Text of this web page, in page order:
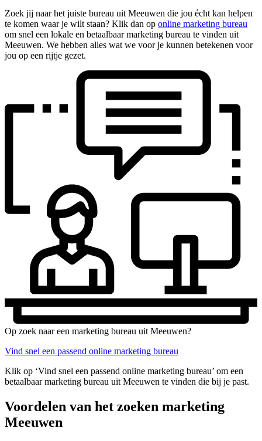
Zoek jij naar het juiste bureau uit Meeuwen die jou écht kan helpen
te komen waar je wilt staan? Klik dan op online marketing bureau
om snel een lokale en betaalbaar marketing bureau te vinden uit
Meeuwen. We hebben alles wat we voor je kunnen betekenen voor
jou op een rijtje gezet.
Op zoek naar een marketing bureau uit Meeuwen?
Vind snel een passend online marketing bureau
Klik op ‘Vind snel een passend online marketing bureau’ om een
betaalbaar marketing bureau uit Meeuwen te vinden die bij je past.
Voordelen van het zoeken marketing
Meeuwen